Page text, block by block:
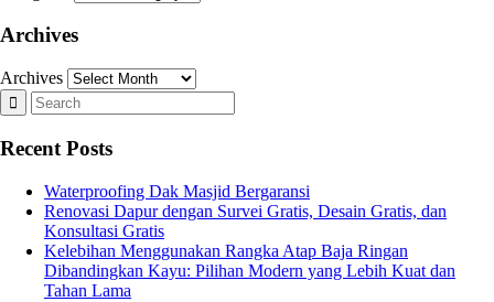
Archives
Archives
Recent Posts
Waterproofing Dak Masjid Bergaransi
Renovasi Dapur dengan Survei Gratis, Desain Gratis, dan
Konsultasi Gratis
Kelebihan Menggunakan Rangka Atap Baja Ringan
Dibandingkan Kayu: Pilihan Modern yang Lebih Kuat dan
Tahan Lama